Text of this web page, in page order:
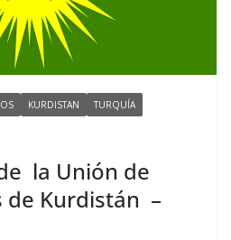
KURDISTAN TURQUÍA
la Unión de
de Kurdistán –